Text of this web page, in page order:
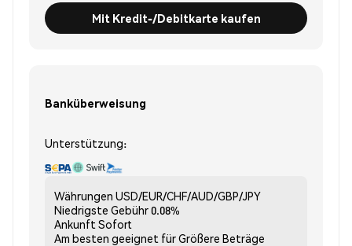
Mit Kredit-/Debitkarte kaufen
Banküberweisung
Unterstützung:
Währungen USD/EUR/CHF/AUD/GBP/JPY
Niedrigste Gebühr0.08%
Ankunft Sofort
Am besten geeignet fürGrößere Beträge